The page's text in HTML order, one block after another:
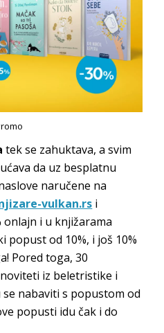
tek se zahuktava, a svim
da uz besplatnu
naručene na
vulkan.rs i
onlajn i u knjižarama
popust od 10%, i još 10%
Pored toga, 30
iz beletristike i
nabaviti s popustom od
popusti idu čak i do